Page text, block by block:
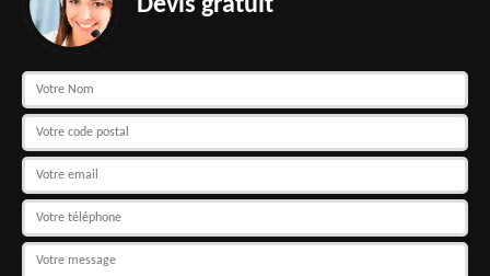
Devis gratuit